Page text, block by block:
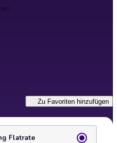
Zu Favoriten hinzufügen
Flatrate